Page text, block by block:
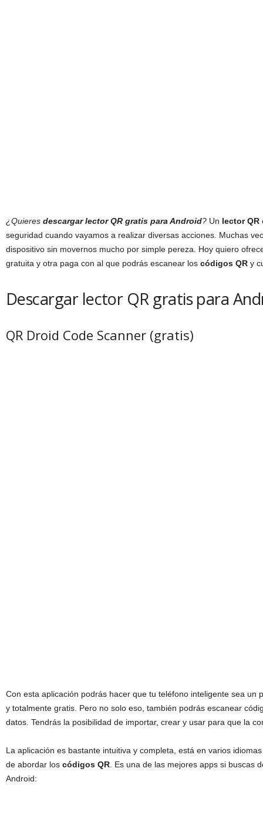
¿Quieres descargar lector QR gratis para Android? Un lector QR
seguridad cuando vayamos a realizar diversas acciones. Muchas
dispositivo sin movernos mucho por simple pereza. Hoy quiero
gratuita y otra paga con al que podrás escanear los códigos QR y
Descargar lector QR gratis para
QR Droid Code Scanner (gratis)
Con esta aplicación podrás hacer que tu teléfono inteligente sea un
y totalmente gratis. Pero no solo eso, también podrás escanear
datos. Tendrás la posibilidad de importar, crear y usar para que la
La aplicación es bastante intuitiva y completa, está en varios
de abordar los códigos QR . Es una de las mejores apps si buscas
Android: